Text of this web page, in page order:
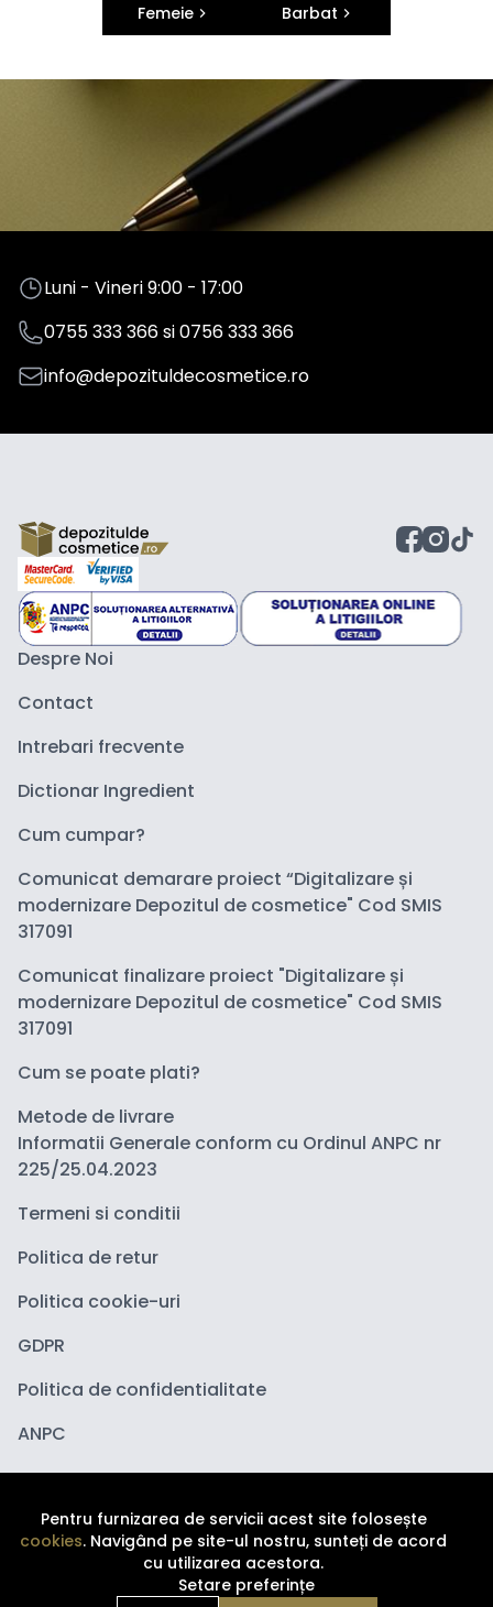
Femeie Barbat
Luni - Vineri 9:00 - 17:00
0755 333 366si0756 333 366
info@depozituldecosmetice.ro
Despre Noi
Contact
Intrebari frecvente
Dictionar Ingredient
Cum cumpar?
Comunicat demarare proiect “Digitalizare și
modernizare Depozitul de cosmetice" Cod SMIS
317091
Comunicat finalizare proiect "Digitalizare și
modernizare Depozitul de cosmetice" Cod SMIS
317091
Cum se poate plati?
Metode de livrare
Informatii Generale conform cu Ordinul ANPC nr
225/25.04.2023
Termeni si conditii
Politica de retur
Politica cookie-uri
GDPR
Politica de confidentialitate
ANPC
Copyright ©2026Depozituldecosmetice.ro. Toate
Pentru furnizarea de servicii acest site folosește
cookies. Navigând pe site-ul nostru, sunteți de acord
cu utilizarea acestora.
Setare preferințe